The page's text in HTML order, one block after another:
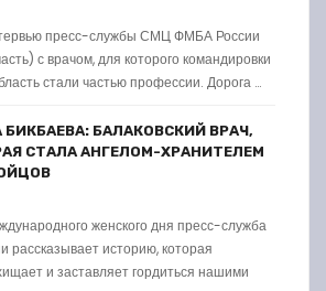
пресс-службы СМЦ ФМБА России
с врачом, для которого командировки
стали частью профессии. Дорога …
БИКБАЕВА: БАЛАКОВСКИЙ ВРАЧ,
СТАЛА АНГЕЛОМ-ХРАНИТЕЛЕМ
женского дня пресс-служба
историю, которая
и заставляет гордиться нашими